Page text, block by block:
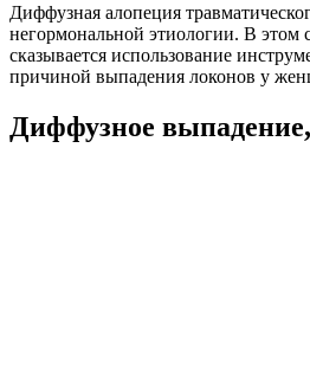
Диффузная алопеция
негормональной этиологии. В этом
сказывается использование
причиной выпадения локонов у
Диффузное